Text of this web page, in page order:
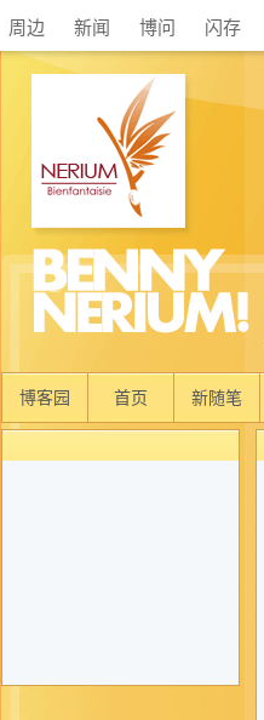
周边 新闻 博问 闪存
博客园 首页 新随笔